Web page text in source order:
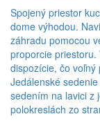
Spojený priestor
dome výhodou.
záhradu pomocou
proporcie
dispozície, čo
Jedálenské
sedením na lavici z
polokreslách zo